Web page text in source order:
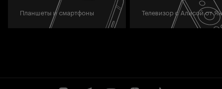
Планшеты и смартфоны Телевизор с Алисой от